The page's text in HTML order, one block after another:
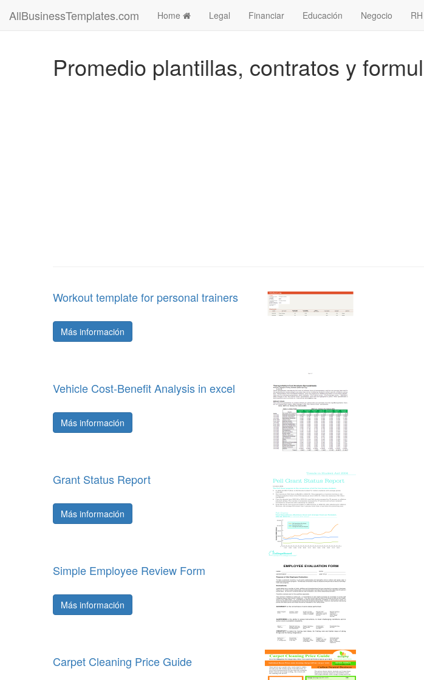
AllBusinessTemplates.com Home Legal Financiar Educación Negocio RH
Promedio plantillas, contratos y
Workout template for personal trainers
Más información
Vehicle Cost-Benefit Analysis in excel
Más información
Grant Status Report
Más información
Simple Employee Review Form
Más información
Carpet Cleaning Price Guide